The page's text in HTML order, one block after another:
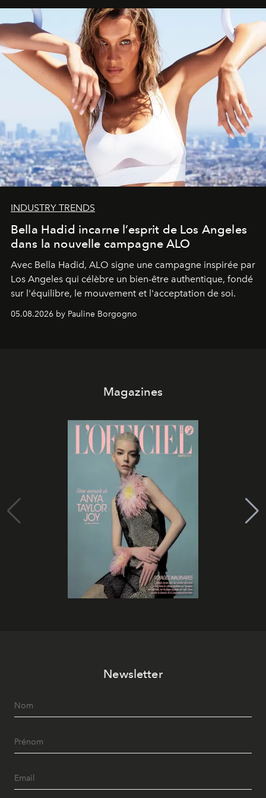
INDUSTRY TRENDS
Bella Hadid incarne l’esprit de Los Angeles
dans la nouvelle campagne ALO
Avec Bella Hadid, ALO signe une campagne inspirée par
Los Angeles qui célèbre un bien-être authentique, fondé
sur l'équilibre, le mouvement et l'acceptation de soi.
05.08.2026 by Pauline Borgogno
Magazines
Newsletter